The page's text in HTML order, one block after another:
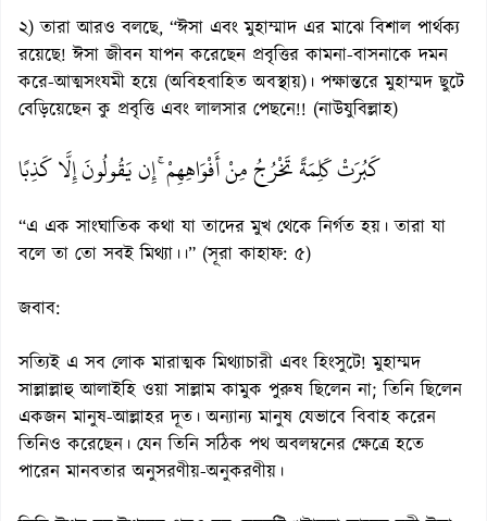
২) তারা আরও বলছে, “ঈসা এবং মুহাম্মাদ এর মাঝে বিশাল পার্থক্য
রয়েছে! ঈসা জীবন যাপন করেছেন প্রবৃত্তির কামনা-বাসনাকে দমন
করে-আত্মসংযমী হয়ে (অবিহবাহিত অবস্থায়)। পক্ষান্তরে মুহাম্মদ ছুটে
বেড়িয়েছেন কু প্রবৃত্তি এবং লালসার পেছনে!! (নাউযুবিল্লাহ)
كَبُرَتْ كَلِمَةً تَخْرُجُ مِنْ أَفْوَاهِهِمْ ۚ إِن يَقُولُونَ إِلَّا كَذِبًا
“এ এক সাংঘাতিক কথা যা তাদের মুখ থেকে নির্গত হয়। তারা যা
বলে তা তো সবই মিথ্যা।।” (সূরা কাহাফ: ৫)
জবাব:
সত্যিই এ সব লোক মারাত্মক মিথ্যাচারী এবং হিংসুটে! মুহাম্মদ
সাল্লাল্লাহু আলাইহি ওয়া সাল্লাম কামুক পুরুষ ছিলেন না; তিনি ছিলেন
একজন মানুষ-আল্লাহর দূত। অন্যান্য মানুষ যেভাবে বিবাহ করেন
তিনিও করেছেন। যেন তিনি সঠিক পথ অবলম্বনের ক্ষেত্রে হতে
পারেন মানবতার অনুসরণীয়-অনুকরণীয়।